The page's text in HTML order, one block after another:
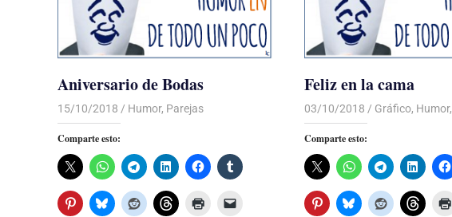
Aniversario de Bodas
15/10/2018 De todo un Poco
Humor, Parejas
Comparte esto:
Feliz en la cama
03/10/2018 De todo un Poco
Gráfico, Humor,
Comparte esto: